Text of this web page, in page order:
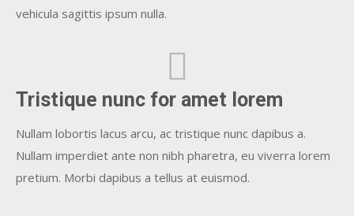
vehicula sagittis ipsum nulla.
Tristique nunc for amet lorem
Nullam lobortis lacus arcu, ac tristique nunc dapibus a.
Nullam imperdiet ante non nibh pharetra, eu viverra lorem
pretium. Morbi dapibus a tellus at euismod.